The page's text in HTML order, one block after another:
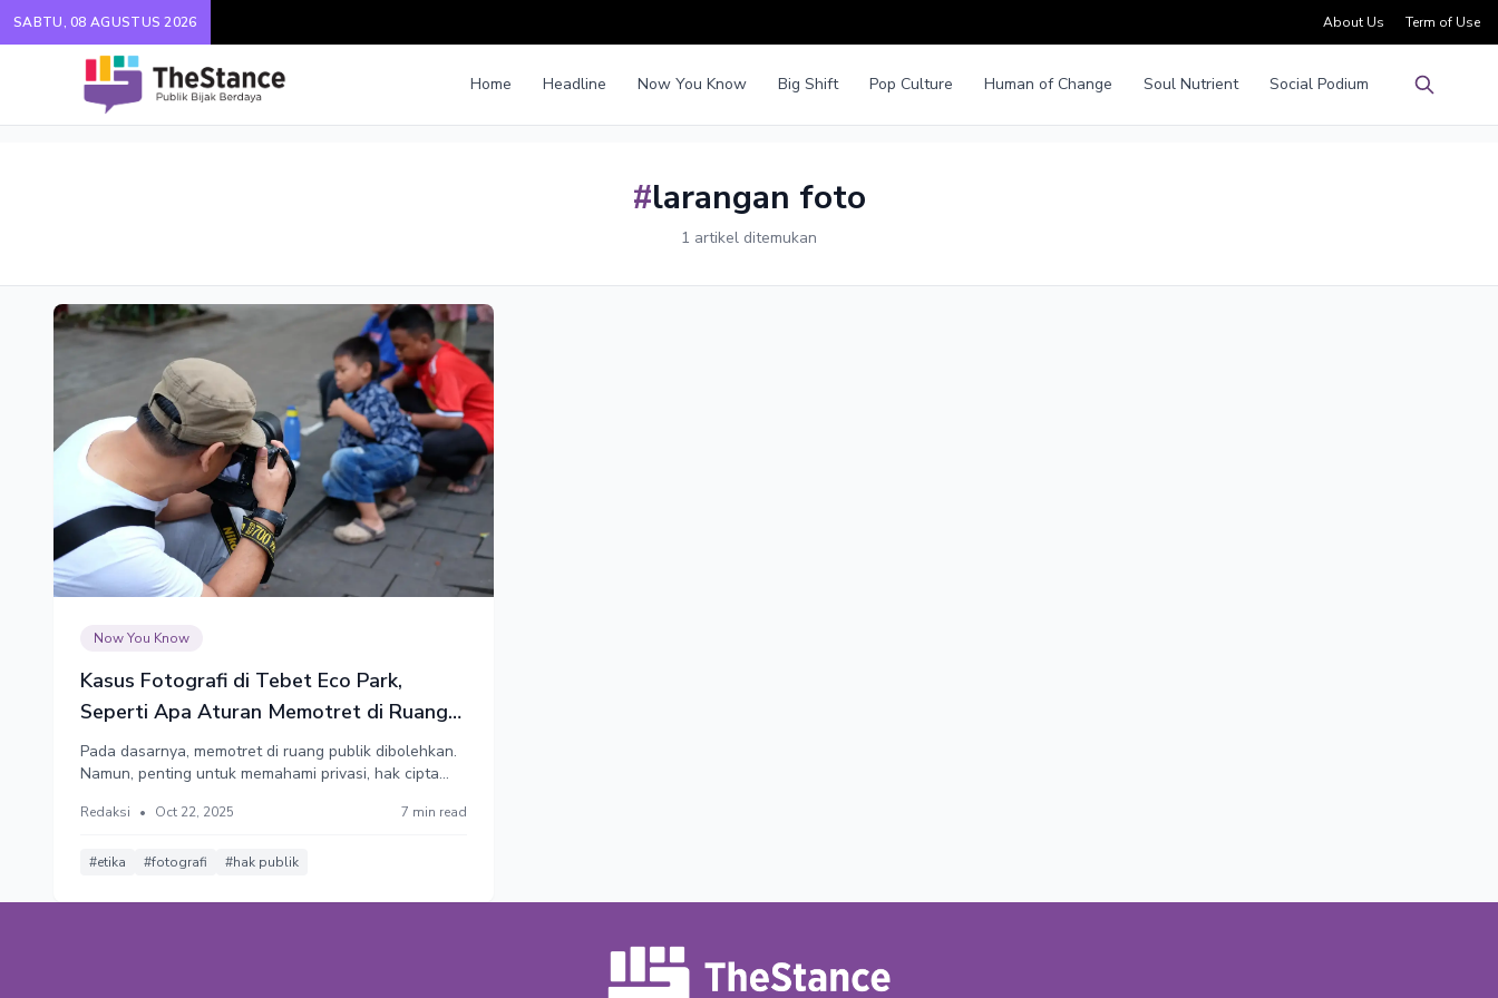
SABTU, 08 AGUSTUS 2026 About Us Term of Use
Home Headline Now You Know Big Shift Pop Culture Human of Change Soul Nutrient
Social Podium
#larangan foto
1 artikel ditemukan
Now You Know
Kasus Fotografi di Tebet Eco Park,
Seperti Apa Aturan Memotret di Ruang
Publik?
Pada dasarnya, memotret di ruang publik dibolehkan.
Namun, penting untuk memahami privasi, hak cipta
menggunakannya untuk kepentingan komersial bisa
Redaksi • Oct 22, 2025 7 min read
#etika #fotografi #hak publik